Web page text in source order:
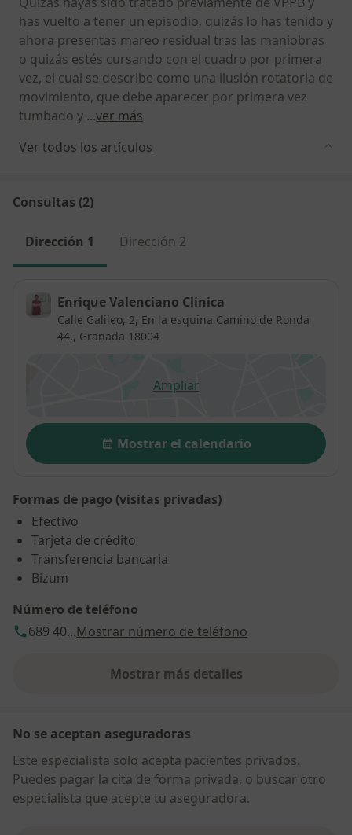
has vuelto a tener un episodio, quizás lo has tenido y
ahora presentas mareo residual tras las maniobras
o quizás estés cursando con el cuadro por primera
vez, el cual se describe como una ilusión rotatoria de
movimiento, que debe aparecer por primera vez
tumbado y ...ver más
Ver todos los artículos
Consultas (2)
Dirección 1 Dirección 2
Enrique Valenciano Clinica
Calle Galileo, 2, En la esquina Camino de Ronda
44., Granada 18004
Ampliarse abre en una nueva
Disponibilidad
Mostrar el calendario
Formas de pago (visitas privadas)
Efectivo
Tarjeta de crédito
Transferencia bancaria
Bizum
Número de teléfono
689 40...Mostrar número de teléfono
Mostrar más detalles
sobre la dirección
No se aceptan aseguradoras
Este especialista solo acepta pacientes privados.
Puedes pagar la cita de forma privada, o buscar otro
especialista que acepte tu aseguradora.